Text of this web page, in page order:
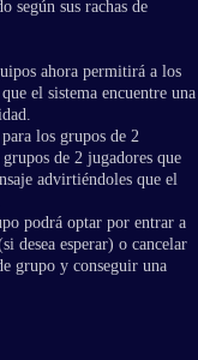
según sus rachas de
ahora permitirá a los
el sistema encuentre una
los grupos de 2
de 2 jugadores que
advirtiéndoles que el
podrá optar por entrar a
desea esperar) o cancelar
grupo y conseguir una